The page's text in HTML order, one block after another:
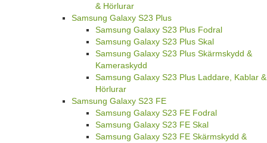
& Hörlurar
Samsung Galaxy S23 Plus
Samsung Galaxy S23 Plus Fodral
Samsung Galaxy S23 Plus Skal
Samsung Galaxy S23 Plus Skärmskydd &
Kameraskydd
Samsung Galaxy S23 Plus Laddare, Kablar &
Hörlurar
Samsung Galaxy S23 FE
Samsung Galaxy S23 FE Fodral
Samsung Galaxy S23 FE Skal
Samsung Galaxy S23 FE Skärmskydd &